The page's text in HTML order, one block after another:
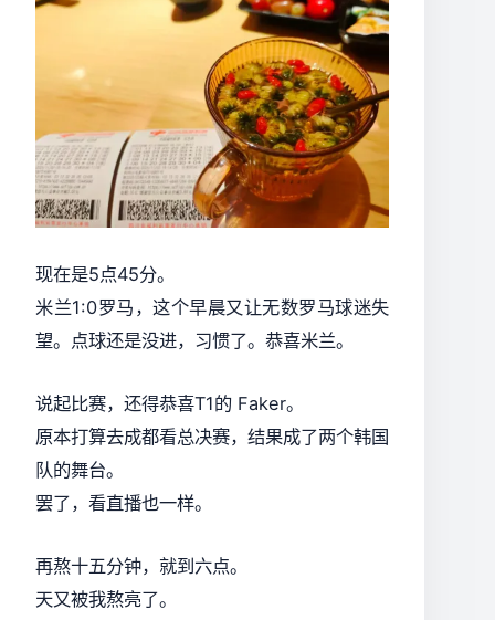
现在是5点45分。
米兰1:0罗马，这个早晨又让无数罗马球迷失
望。点球还是没进，习惯了。恭喜米兰。
说起比赛，还得恭喜T1的 Faker。
原本打算去成都看总决赛，结果成了两个韩国
队的舞台。
罢了，看直播也一样。
再熬十五分钟，就到六点。
天又被我熬亮了。